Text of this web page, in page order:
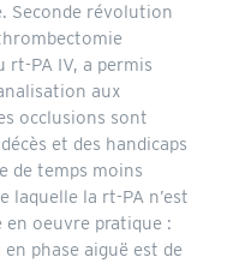
Seconde révolution
rt-PA IV, a permis
aux
occlusions sont
et des handicaps
de temps moins
laquelle la rt-PA n’est
en oeuvre pratique :
en phase aiguë est de